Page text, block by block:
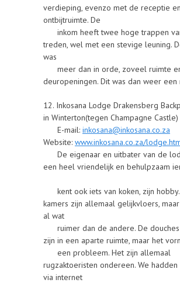
verdieping, evenzo met de receptie
ontbijtruimte. De
inkom heeft twee hoge trappen
treden, wel met een stevige leuning.
was
meer dan in orde, zoveel ruimte
deuropeningen. Dit was dan weer een
12. Inkosana Lodge Drakensberg
in Winterton(tegen Champagne Castle)
E-mail: inkosana@inkosana.co.za
Website: www.inkosana.co.za/
De eigenaar en uitbater van de
een heel vriendelijk en behulpzaam
kent ook iets van koken, zijn
kamers zijn allemaal gelijkvloers,
al wat
ruimer dan de andere. De douches
zijn in een aparte ruimte, maar het
een probleem. Het zijn allemaal
rugzaktoeristen ondereen. We
via internet